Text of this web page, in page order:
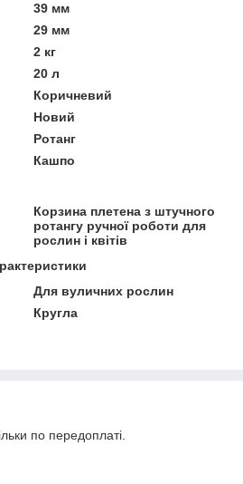
39 мм
29 мм
2 кг
20 л
Коричневий
Новий
Ротанг
Кашпо
Корзина плетена з штучного
ротангу ручної роботи для
рослин і квітів
Для вуличних рослин
Кругла
по передоплаті.